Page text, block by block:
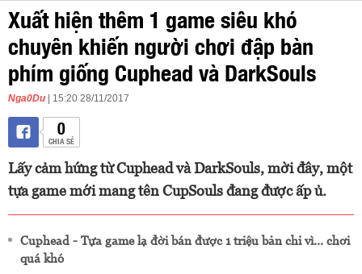
Xuất hiện thêm 1 game siêu khó
chuyên khiến người chơi đập bàn
phím giống Cuphead và DarkSouls
Nga0Du | 15:20 28/11/2017
0
CHIA SẺ
Lấy cảm hứng từ Cuphead và DarkSouls, mời đây, một
tựa game mới mang tên CupSouls đang được ấp ủ.
Cuphead - Tựa game lạ đời bán được 1 triệu bản chỉ vì... chơi
quá khó